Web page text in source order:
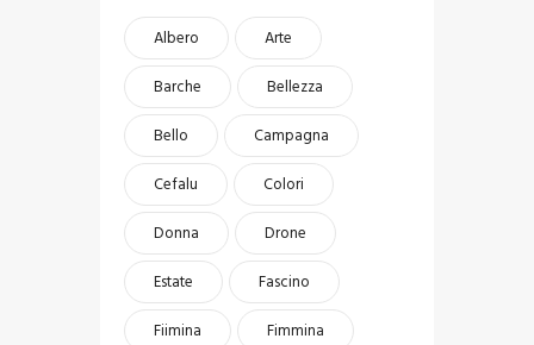
Albero
Arte
Barche
Bellezza
Bello
Campagna
Cefalu
Colori
Donna
Drone
Estate
Fascino
Fiimina
Fimmina